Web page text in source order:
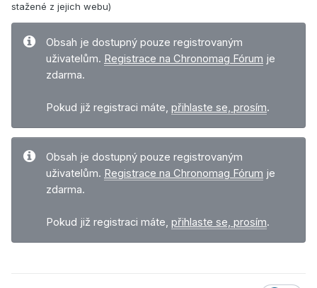
stažené z jejich webu)
Obsah je dostupný pouze registrovaným
uživatelům. Registrace na Chronomag Fórum je
zdarma.
Pokud již registraci máte, přihlaste se, prosím.
Obsah je dostupný pouze registrovaným
uživatelům. Registrace na Chronomag Fórum je
zdarma.
Pokud již registraci máte, přihlaste se, prosím.